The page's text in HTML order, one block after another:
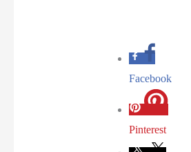
Facebook
Pinterest